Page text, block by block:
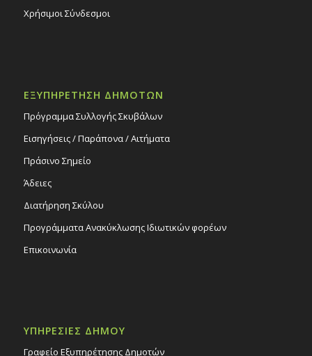
Χρήσιμοι Σύνδεσμοι
ΕΞΥΠΗΡΕΤΗΣΗ ΔΗΜΟΤΩΝ
Πρόγραμμα Συλλογής Σκυβάλων
Εισηγήσεις / Παράπονα / Αιτήματα
Πράσινο Σημείο
Άδειες
Διατήρηση Σκύλου
Προγράμματα Ανακύκλωσης Ιδιωτικών φορέων
Επικοινωνία
ΥΠΗΡΕΣΙΕΣ ΔΗΜΟΥ
Γραφείο Εξυπηρέτησης Δημοτών